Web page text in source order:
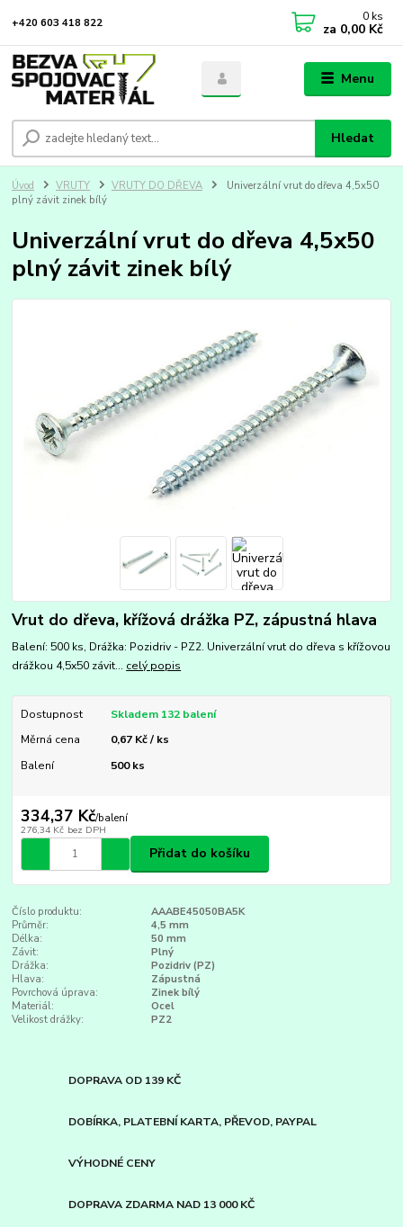
Menu
Hledat
+420 603 418 822 0 ks
za 0,00 Kč
Úvod VRUTY VRUTY DO DŘEVA
Univerzální vrut do dřeva 4,5x50
plný závit zinek bílý
Univerzální vrut do dřeva 4,5x50
plný závit zinek bílý
Vrut do dřeva, křížová drážka PZ, zápustná hlava
Balení: 500 ks, Drážka: Pozidriv - PZ2. Univerzální vrut do dřeva s křížovou
drážkou 4,5x50 závit... celý popis
Dostupnost
Skladem 132 balení
Měrná cena
0,67 Kč / ks
Balení
500 ks
334,37 Kč/balení
276,34 Kč bez DPH
Přidat do košíku
Číslo produktu:
AAABE45050BA5K
Průměr:
4,5 mm
Délka:
50 mm
Závit:
Plný
Drážka:
Pozidriv (PZ)
Hlava:
Zápustná
Povrchová úprava:
Zinek bílý
Materiál:
Ocel
Velikost drážky:
PZ2
DOPRAVA OD 139 KČ
DOBÍRKA, PLATEBNÍ KARTA, PŘEVOD, PAYPAL
VÝHODNÉ CENY
DOPRAVA ZDARMA NAD 13 000 KČ